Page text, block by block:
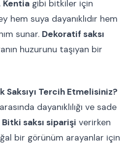
Kentia gibi bitkiler için
hem suya dayanıklıdır hem
sunar. Dekoratif saksı
huzurunu taşıyan bir
Saksıyı Tercih Etmelisiniz?
arasında dayanıklılığı ve sade
Bitki saksı siparişi verirken
bir görünüm arayanlar için